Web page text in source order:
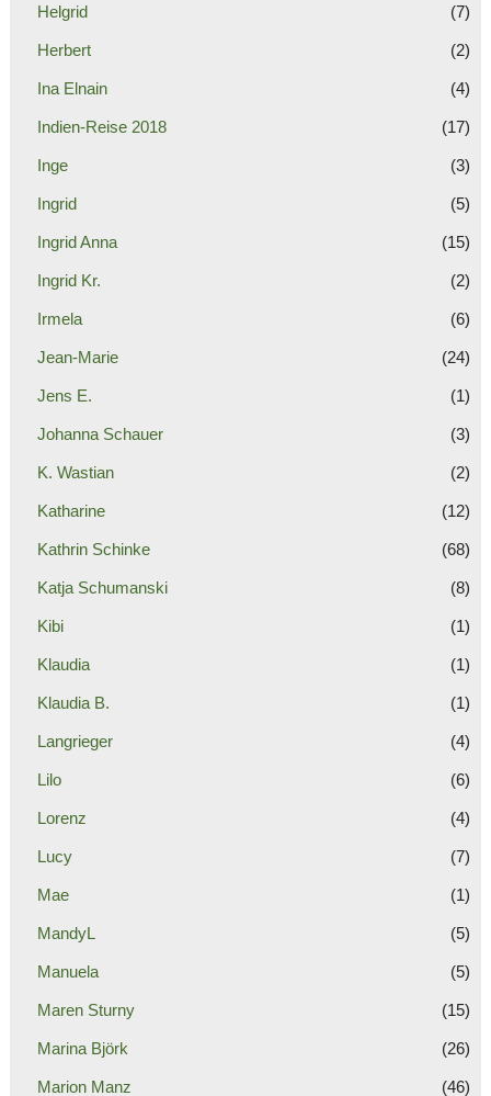
Helgrid (7)
Herbert (2)
Ina Elnain (4)
Indien-Reise 2018 (17)
Inge (3)
Ingrid (5)
Ingrid Anna (15)
Ingrid Kr. (2)
Irmela (6)
Jean-Marie (24)
Jens E. (1)
Johanna Schauer (3)
K. Wastian (2)
Katharine (12)
Kathrin Schinke (68)
Katja Schumanski (8)
Kibi (1)
Klaudia (1)
Klaudia B. (1)
Langrieger (4)
Lilo (6)
Lorenz (4)
Lucy (7)
Mae (1)
MandyL (5)
Manuela (5)
Maren Sturny (15)
Marina Björk (26)
Marion Manz (46)